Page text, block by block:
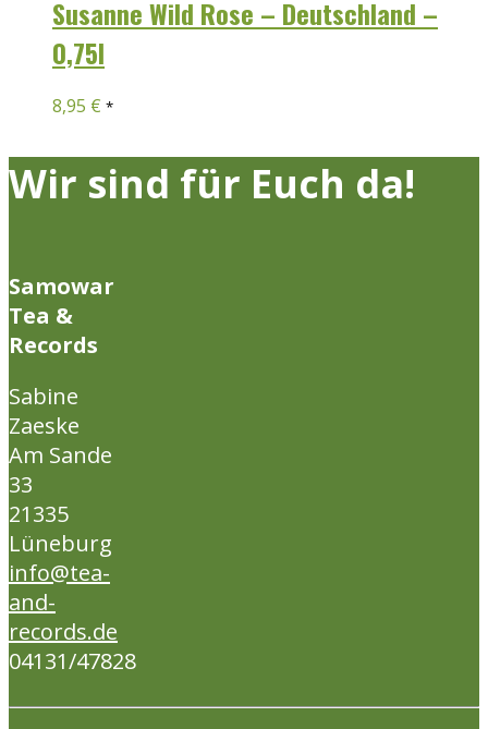
Susanne Wild Rose – Deutschland –
0,75l
8,95 € *
Wir sind für Euch da!
Samowar
Tea &
Records
Sabine
Zaeske
Am Sande
33
21335
Lüneburg
info@tea-
and-
records.de
04131/47828